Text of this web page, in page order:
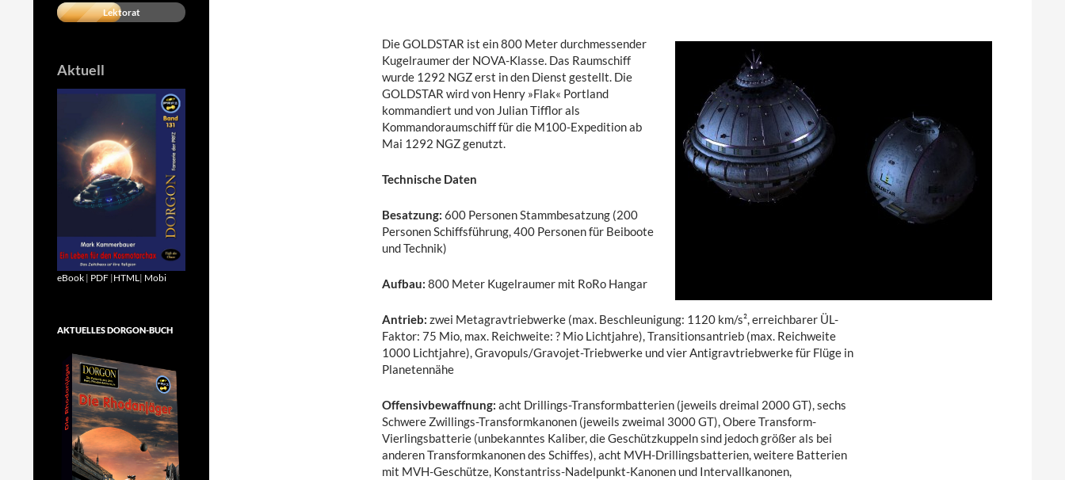
Die GOLDSTAR ist ein 800 Meter durchmessender
Kugelraumer der NOVA-Klasse. Das Raumschiff
wurde 1292 NGZ erst in den Dienst gestellt. Die
GOLDSTAR wird von Henry »Flak« Portland
kommandiert und von Julian Tifflor als
Kommandoraumschiff für die M100-Expedition ab
Mai 1292 NGZ genutzt.
Technische Daten
Besatzung: 600 Personen Stammbesatzung (200
Personen Schiffsführung, 400 Personen für Beiboote
und Technik)
Aufbau: 800 Meter Kugelraumer mit RoRo Hangar
Antrieb: zwei Metagravtriebwerke (max. Beschleunigung: 1120 km/s², erreichbarer ÜL-
Faktor: 75 Mio, max. Reichweite: ? Mio Lichtjahre), Transitionsantrieb (max. Reichweite
1000 Lichtjahre), Gravopuls/Gravojet-Triebwerke und vier Antigravtriebwerke für Flüge in
Planetennähe
Offensivbewaffnung: acht Drillings-Transformbatterien (jeweils dreimal 2000 GT), sechs
Schwere Zwillings-Transformkanonen (jeweils zweimal 3000 GT), Obere Transform-
Vierlingsbatterie (unbekanntes Kaliber, die Geschützkuppeln sind jedoch größer als bei
anderen Transformkanonen des Schiffes), acht MVH-Drillingsbatterien, weitere Batterien
mit MVH-Geschütze, Konstantriss-Nadelpunkt-Kanonen und Intervallkanonen,
Lektorat
Aktuell
eBook | PDF |HTML | Mobi
AKTUELLES DORGON-BUCH